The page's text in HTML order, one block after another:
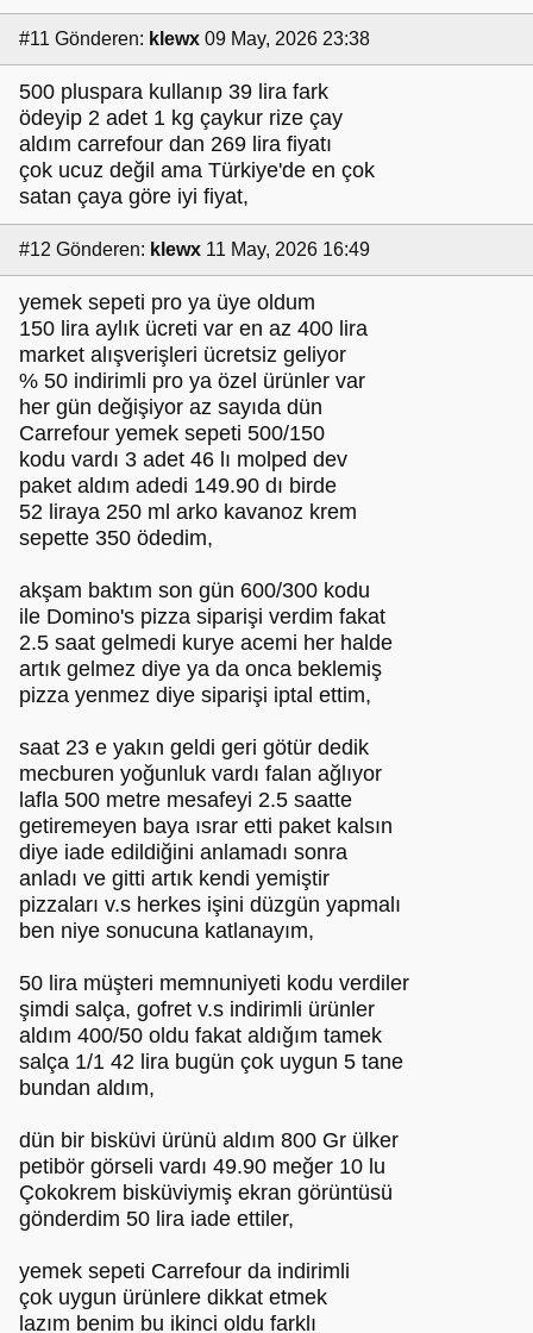
#11 Gönderen: klewx 09 May, 2026 23:38
500 pluspara kullanıp 39 lira fark
ödeyip 2 adet 1 kg çaykur rize çay
aldım carrefour dan 269 lira fiyatı
çok ucuz değil ama Türkiye'de en çok
satan çaya göre iyi fiyat,
#12 Gönderen: klewx 11 May, 2026 16:49
yemek sepeti pro ya üye oldum
150 lira aylık ücreti var en az 400 lira
market alışverişleri ücretsiz geliyor
% 50 indirimli pro ya özel ürünler var
her gün değişiyor az sayıda dün
Carrefour yemek sepeti 500/150
kodu vardı 3 adet 46 lı molped dev
paket aldım adedi 149.90 dı birde
52 liraya 250 ml arko kavanoz krem
sepette 350 ödedim,
akşam baktım son gün 600/300 kodu
ile Domino's pizza siparişi verdim fakat
2.5 saat gelmedi kurye acemi her halde
artık gelmez diye ya da onca beklemiş
pizza yenmez diye siparişi iptal ettim,
saat 23 e yakın geldi geri götür dedik
mecburen yoğunluk vardı falan ağlıyor
lafla 500 metre mesafeyi 2.5 saatte
getiremeyen baya ısrar etti paket kalsın
diye iade edildiğini anlamadı sonra
anladı ve gitti artık kendi yemiştir
pizzaları v.s herkes işini düzgün yapmalı
ben niye sonucuna katlanayım,
50 lira müşteri memnuniyeti kodu verdiler
şimdi salça, gofret v.s indirimli ürünler
aldım 400/50 oldu fakat aldığım tamek
salça 1/1 42 lira bugün çok uygun 5 tane
bundan aldım,
dün bir bisküvi ürünü aldım 800 Gr ülker
petibör görseli vardı 49.90 meğer 10 lu
Çokokrem bisküviymiş ekran görüntüsü
gönderdim 50 lira iade ettiler,
yemek sepeti Carrefour da indirimli
çok uygun ürünlere dikkat etmek
lazım benim bu ikinci oldu farklı